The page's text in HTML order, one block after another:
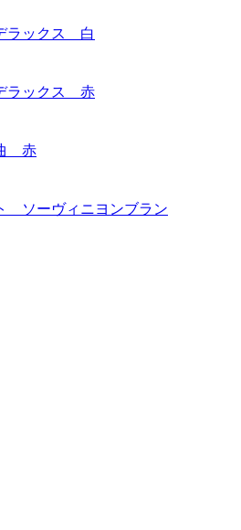
ラックス 白
ラックス 赤
赤
ソーヴィニヨンブラン